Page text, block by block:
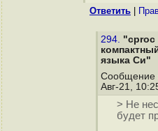
Ответить
294. "cproc
языка Си"
Сообщение
Авг-21,
> Не
будет